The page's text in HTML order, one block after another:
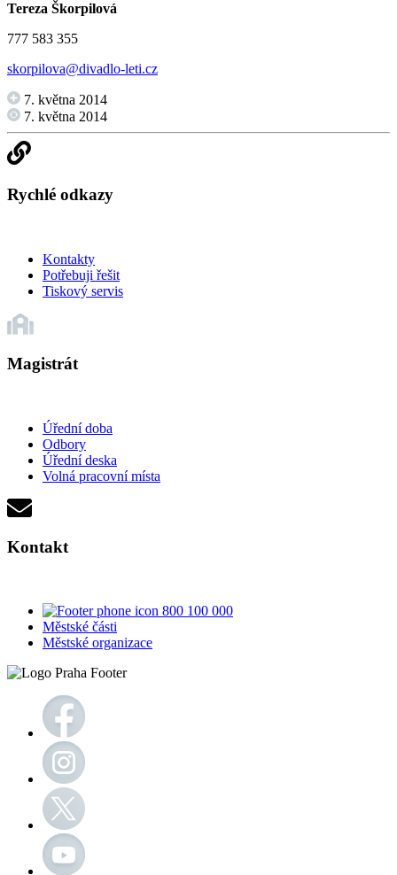
Tereza Škorpilová
777 583 355
skorpilova@divadlo-leti.cz
7. května 2014
7. května 2014
Rychlé odkazy
Kontakty
Potřebuji řešit
Tiskový servis
Magistrát
Úřední doba
Odbory
Úřední deska
Volná pracovní místa
Kontakt
800 100 000
Městské části
Městské organizace